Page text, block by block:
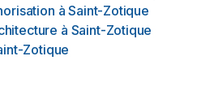
à Saint-Zotique
à Saint-Zotique
Zotique